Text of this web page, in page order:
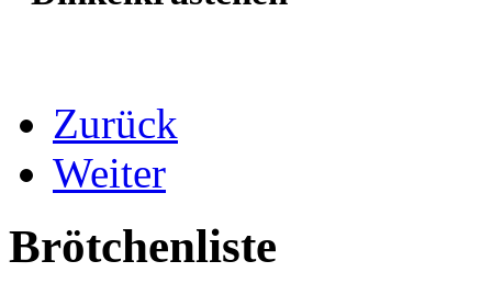
Zurück
Weiter
Brötchenliste